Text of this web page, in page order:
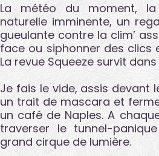
La météo du moment, la
naturelle imminente, un
gueulante contre la clim’
face ou siphonner des clics
La revue Squeeze survit
Je fais le vide, assis devant
un trait de mascara et
un café de Naples. A
traverser le tunnel-
grand cirque de lumière.